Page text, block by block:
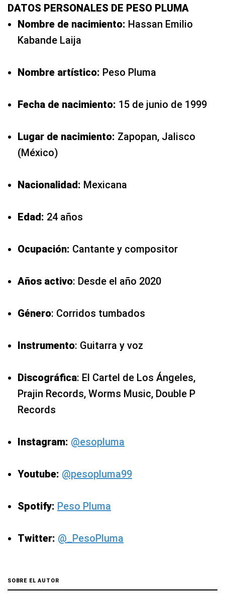
DATOS PERSONALES DE PESO PLUMA
Nombre de nacimiento: Hassan Emilio
Kabande Laija
Nombre artístico: Peso Pluma
Fecha de nacimiento: 15 de junio de 1999
Lugar de nacimiento: Zapopan, Jalisco
(México)
Nacionalidad: Mexicana
Edad: 24 años
Ocupación: Cantante y compositor
Años activo: Desde el año 2020
Género: Corridos tumbados
Instrumento: Guitarra y voz
Discográfica: El Cartel de Los Ángeles,
Prajin Records, Worms Music, Double P
Records
Instagram: @esopluma
Youtube: @pesopluma99
Spotify: Peso Pluma
Twitter: @_PesoPluma
SOBRE EL AUTOR